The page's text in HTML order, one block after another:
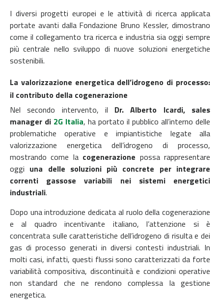
I diversi progetti europei e le attività di ricerca applicata
portate avanti dalla Fondazione Bruno Kessler, dimostrano
come il collegamento tra ricerca e industria sia oggi sempre
più centrale nello sviluppo di nuove soluzioni energetiche
sostenibili.
La valorizzazione energetica dell’idrogeno di processo:
il contributo della cogenerazione
Nel secondo intervento, il Dr. Alberto Icardi, sales
manager di 2G Italia, ha portato il pubblico all’interno delle
problematiche operative e impiantistiche legate alla
valorizzazione energetica dell’idrogeno di processo,
mostrando come la cogenerazione possa rappresentare
oggi una delle soluzioni più concrete per integrare
correnti gassose variabili nei sistemi energetici
industriali.
Dopo una introduzione dedicata al ruolo della cogenerazione
e al quadro incentivante italiano, l’attenzione si è
concentrata sulle caratteristiche dell’idrogeno di risulta e dei
gas di processo generati in diversi contesti industriali. In
molti casi, infatti, questi flussi sono caratterizzati da forte
variabilità compositiva, discontinuità e condizioni operative
non standard che ne rendono complessa la gestione
energetica.